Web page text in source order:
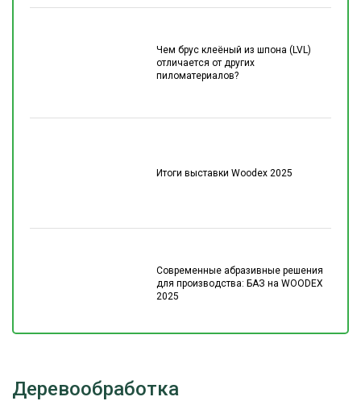
Чем брус клеёный из шпона (LVL)
отличается от других
пиломатериалов?
Итоги выставки Woodex 2025
Современные абразивные решения
для производства: БАЗ на WOODEX
2025
Деревообработка